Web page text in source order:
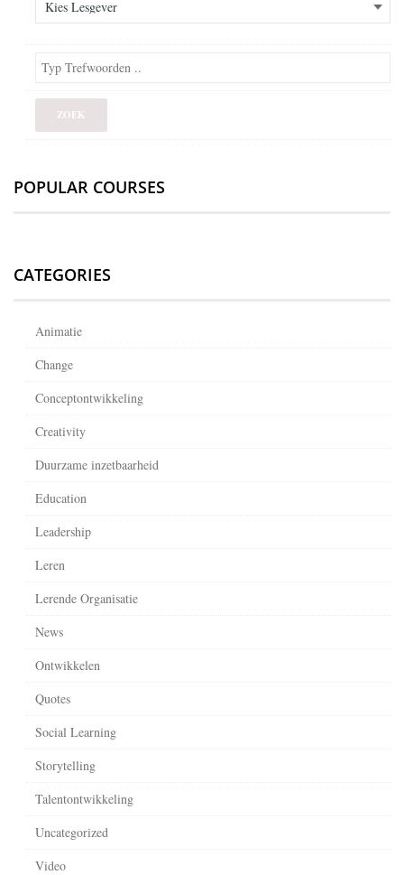
POPULAR COURSES
CATEGORIES
Animatie
Change
Conceptontwikkeling
Creativity
Duurzame inzetbaarheid
Education
Leadership
Leren
Lerende Organisatie
News
Ontwikkelen
Quotes
Social Learning
Storytelling
Talentontwikkeling
Uncategorized
Video